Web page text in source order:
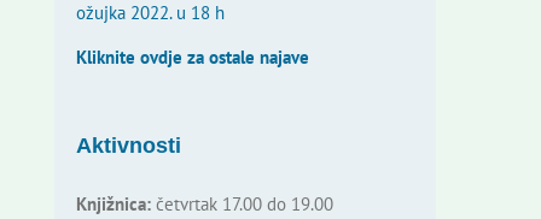
ožujka 2022. u 18 h
Kliknite ovdje za ostale najave
Aktivnosti
Knjižnica:četvrtak 17.00 do 19.00